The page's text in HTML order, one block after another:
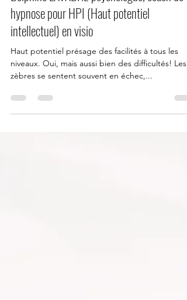
Delphine LAVABRE psychologue, coach de
hypnose pour HPI (Haut potentiel
intellectuel) en visio
Haut potentiel présage des facilités à tous les
zèbres se sentent souvent en échec,...